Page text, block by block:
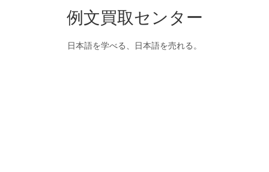
例文買取センター
日本語を学べる、日本語を売れる。